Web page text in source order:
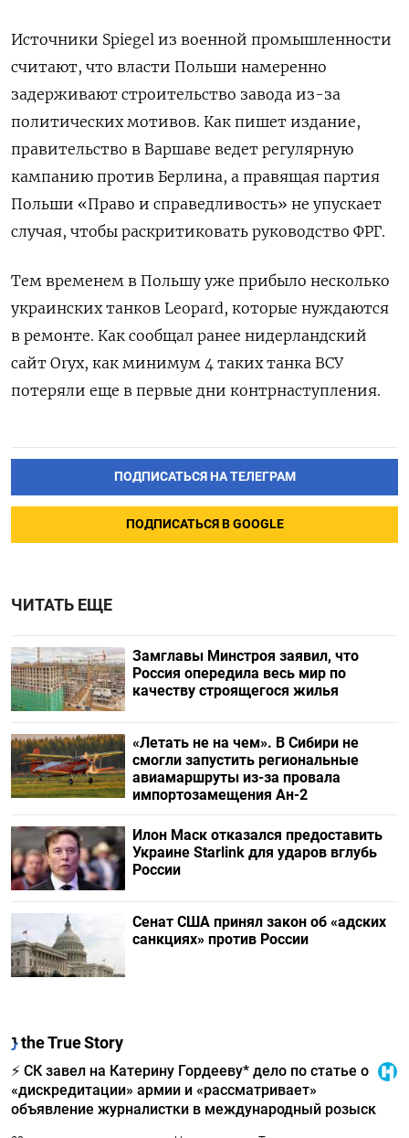
Источники Spiegel из военной промышленности
считают, что власти Польши намеренно
задерживают строительство завода из-за
политических мотивов. Как пишет издание,
правительство в Варшаве ведет регулярную
кампанию против Берлина, а правящая партия
Польши «Право и справедливость» не упускает
случая, чтобы раскритиковать руководство ФРГ.
Тем временем в Польшу уже прибыло несколько
украинских танков Leopard, которые нуждаются
в ремонте. Как сообщал ранее нидерландский
сайт Oryx, как минимум 4 таких танка ВСУ
потеряли еще в первые дни контрнаступления.
ПОДПИСАТЬСЯ НА ТЕЛЕГРАМ
ПОДПИСАТЬСЯ В GOOGLE
ЧИТАТЬ ЕЩЕ
Замглавы Минстроя заявил, что
Россия опередила весь мир по
качеству строящегося жилья
«Летать не на чем». В Сибири не
смогли запустить региональные
авиамаршруты из-за провала
импортозамещения Ан-2
Илон Маск отказался предоставить
Украине Starlink для ударов вглубь
России
Сенат США принял закон об «адских
санкциях» против России